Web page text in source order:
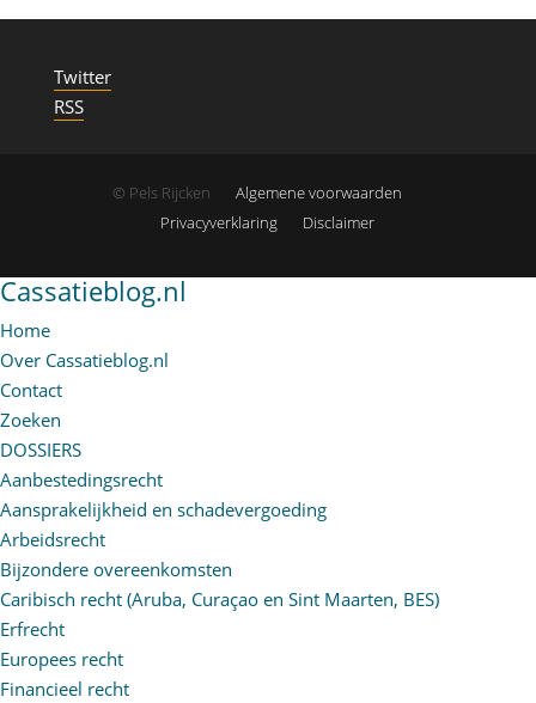
Twitter
RSS
© Pels Rijcken
Algemene voorwaarden
Privacyverklaring
Disclaimer
Cassatieblog.nl
Home
Over Cassatieblog.nl
Contact
Zoeken
DOSSIERS
Aanbestedingsrecht
Aansprakelijkheid en schadevergoeding
Arbeidsrecht
Bijzondere overeenkomsten
Caribisch recht (Aruba, Curaçao en Sint Maarten, BES)
Erfrecht
Europees recht
Financieel recht